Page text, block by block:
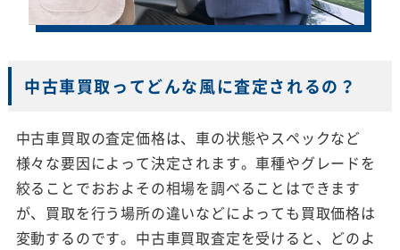
中古車買取ってどんな風に査定されるの？
中古車買取の査定価格は、車の状態やスペックなど
様々な要因によって決定されます。車種やグレードを
絞ることでおおよその相場を調べることはできます
が、買取を行う場所の違いなどによっても買取価格は
変動するのです。中古車買取査定を受けると、どのよ